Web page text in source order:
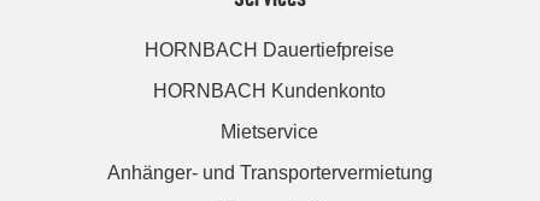
HORNBACH Dauertiefpreise
HORNBACH Kundenkonto
Mietservice
Anhänger- und Transportervermietung